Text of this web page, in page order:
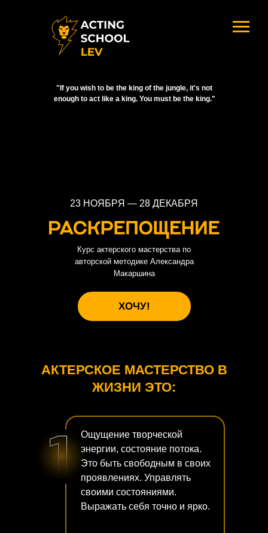
23 НОЯБРЯ — 28 ДЕКАБРЯ
Курс актерского мастерства по
авторской методике Александра
Макаршина
ХОЧУ!
"If you wish to be the king of the jungle, it's not
enough to act like a king. You must be the king."
Ощущение творческой
энергии, состояние потока.
Это быть свободным в своих
проявлениях. Управлять
своими состояниями.
Выражать себя точно и ярко.
АКТЕРСКОЕ МАСТЕРСТВО В
ЖИЗНИ ЭТО: